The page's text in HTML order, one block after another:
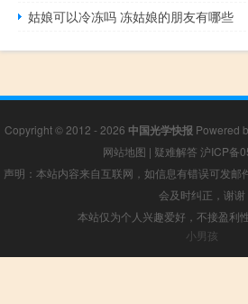
姑娘可以冷冻吗 冻姑娘的朋友有哪些
Copyright © 2012 - 2026 中国光学快报 Powered
网站地图 | 疑难解答 沪ICP备
声明：本站内容来自互联网，如信息有错误可发
会及时纠正，谢谢
本站仅为个人兴趣爱好，不接盈利
小男孩